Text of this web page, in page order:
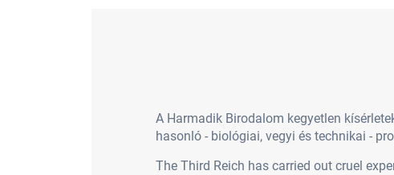
A Harmadik Birodalom kegyetlen
hasonló - biológiai, vegyi és technikai -
The Third Reich has carried out cruel